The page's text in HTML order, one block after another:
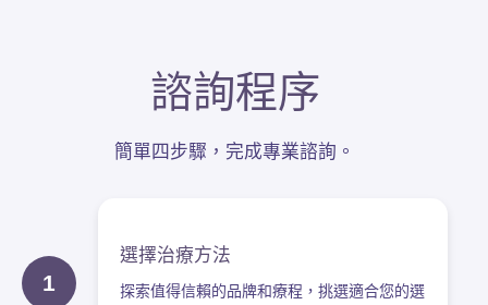
諮詢程序
簡單四步驟，完成專業諮詢。
1
選擇治療方法
探索值得信賴的品牌和療程，挑選適合您的選